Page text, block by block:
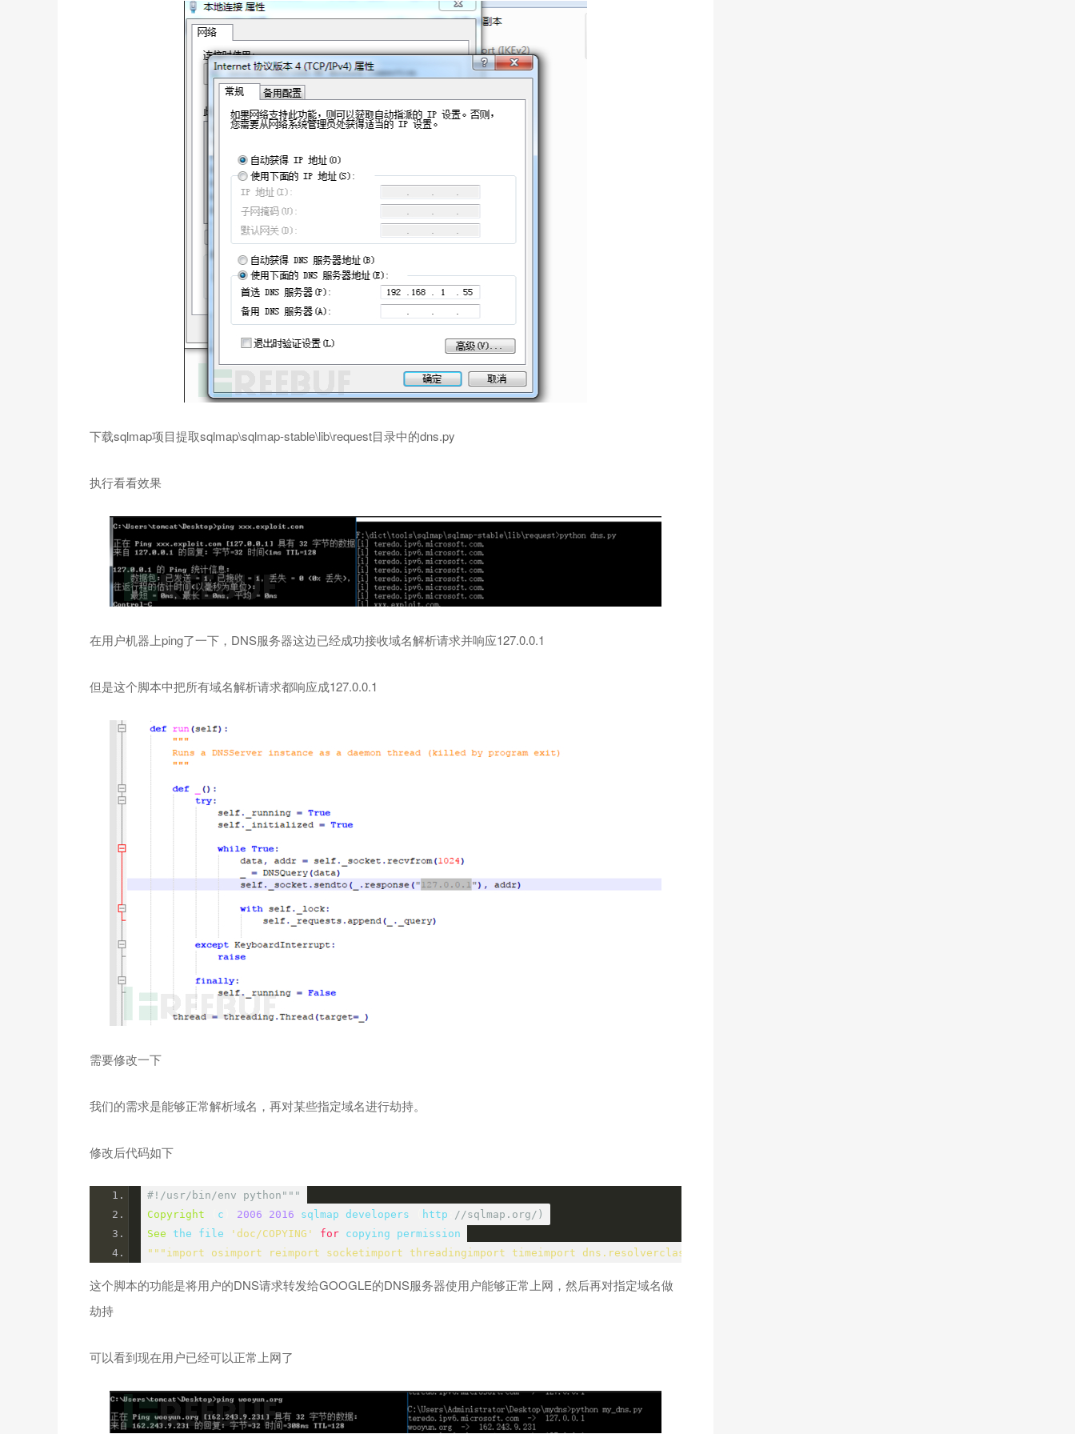
下载sqlmap项目提取sqlmap\sqlmap-stable\lib\request目录中的dns.py
执行看看效果
在用户机器上ping了一下，DNS服务器这边已经成功接收域名解析请求并响应127.0.0.1
但是这个脚本中把所有域名解析请求都响应成127.0.0.1
需要修改一下
我们的需求是能够正常解析域名，再对某些指定域名进行劫持。
修改后代码如下
#!/usr/bin/env python"""
Copyright
c 2006 2016 sqlmap developers http
//sqlmap.org/)
See the file 'doc/COPYING' for copying permission
"""import osimport reimport socketimport threadingimport timeimport dns.resolverclass DNSQuery(object): """
这个脚本的功能是将用户的DNS请求转发给GOOGLE的DNS服务器使用户能够正常上网，然后再对指定域名做
劫持
可以看到现在用户已经可以正常上网了